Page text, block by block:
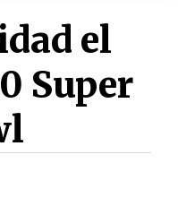
el
Super